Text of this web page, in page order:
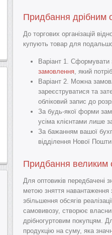
Придбання дрібним
До торгових організацій
купують товар для
Варіант 1.
замовлення, який
Варіант 2. Можна
зареєструватися та
обліковий запис до
За будь-якої форми
усіма клієнтами лише
За бажанням вашої
відділення Нової
Придбання великим
Для оптовиків передбачені
метою зняття
збільшення обсягів
самовивозу, створює
дрібногуртовим покупцям.
продукцію на суму, яка